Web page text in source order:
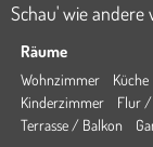
Schau' wie andere
Räume
Wohnzimmer Küche
Kinderzimmer
Flur /
Terrasse / Balkon